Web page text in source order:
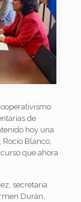
de
hoy una
Blanco,
que ahora
secretaria
Durán,